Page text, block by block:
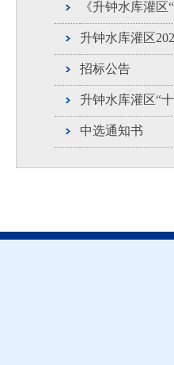
《升钟水库灌
升钟水库灌区
招标公告
升钟水库灌区“
中选通知书